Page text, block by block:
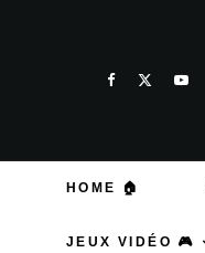
HOME 🏠
JEUX VIDÉO 🎮